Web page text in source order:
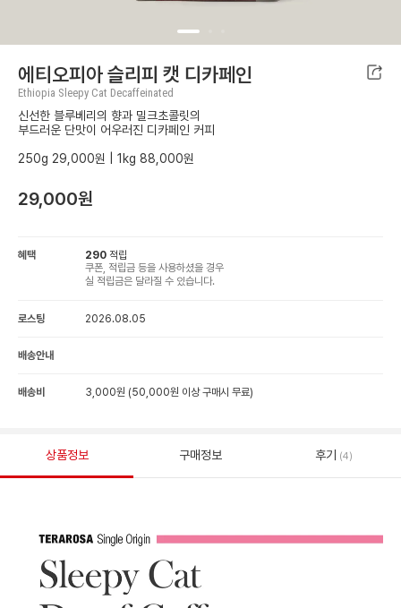
에티오피아 슬리피 캣 디카페인
Ethiopia Sleepy Cat Decaffeinated
신선한 블루베리의 향과 밀크초콜릿의
부드러운 단맛이 어우러진 디카페인 커피
250g 29,000원 | 1kg 88,000원
29,000원
혜택 290 적립
쿠폰, 적립금 등을 사용하셨을 경우
실 적립금은 달라질 수 있습니다.
로스팅 2026.08.05
배송안내
배송비 3,000원 (50,000원 이상 구매시 무료)
상품정보 구매정보 후기 (4)